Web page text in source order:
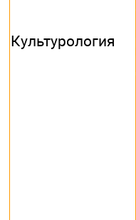
Культурология